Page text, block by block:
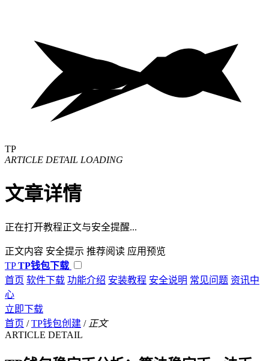
TP
ARTICLE DETAIL LOADING
文章详情
正在打开教程正文与安全提醒...
正文内容 安全提示 推荐阅读 应用预览
TP TP钱包下载
首页 软件下载 功能介绍 安装教程 安全说明 常见问题 资讯中
心
立即下载
首页 / TP钱包创建 / 正文
ARTICLE DETAIL